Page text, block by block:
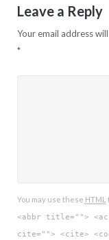
Leave a Reply
Your email address
*
You may use these HTML
<abbr title="">
cite=""> <cite>